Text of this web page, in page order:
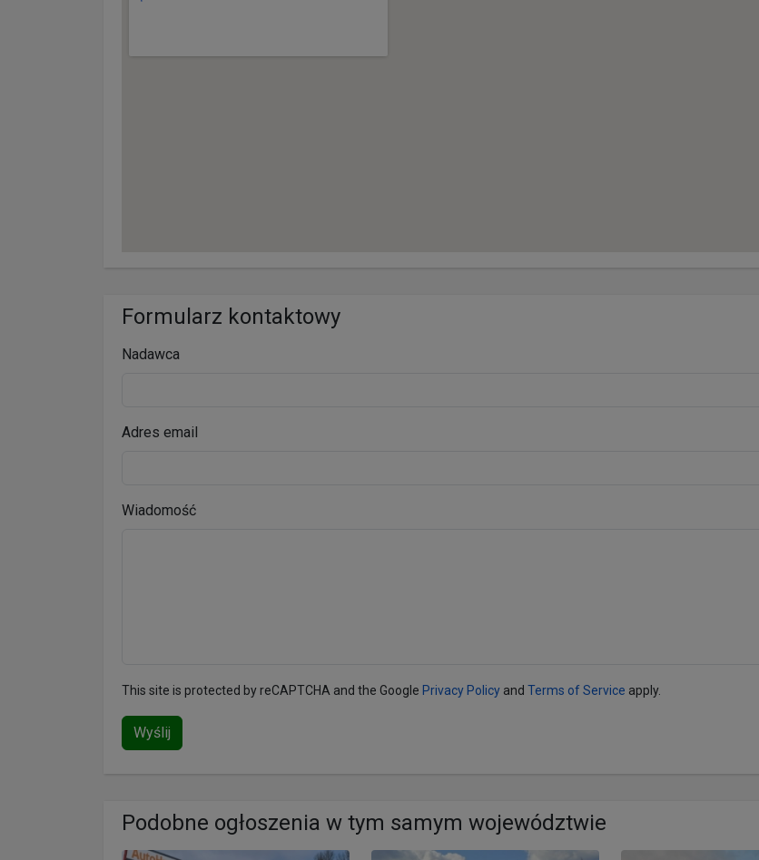
Formularz kontaktowy
Nadawca
Adres email
Wiadomość
This site is protected by reCAPTCHA and the Google Privacy Policy and Terms of Service apply.
Wyślij
Podobne ogłoszenia w tym samym województwie